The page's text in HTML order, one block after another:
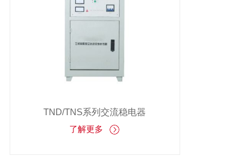
TND/TNS系列交流稳电器
了解更多